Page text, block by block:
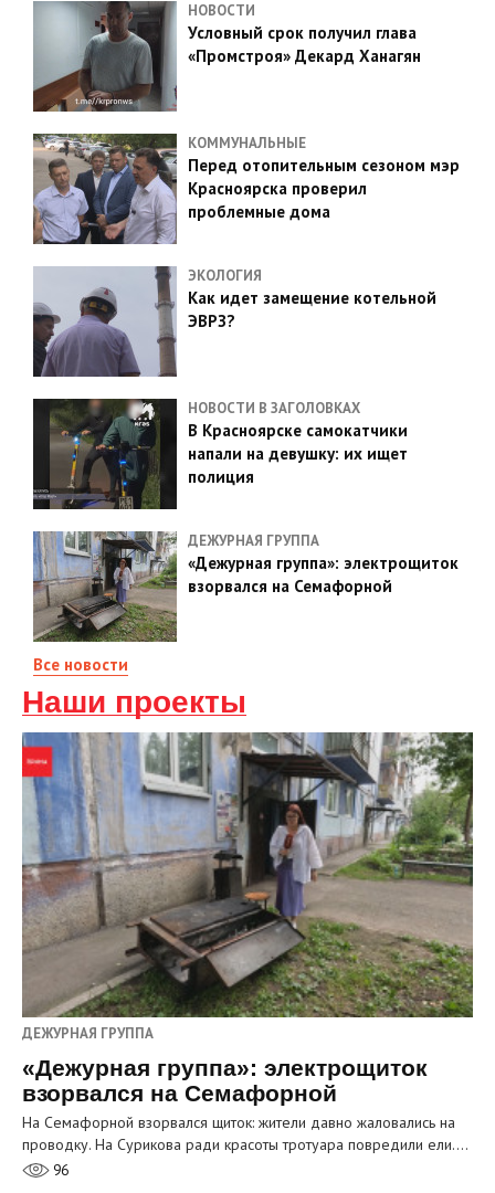
НОВОСТИ
Условный срок получил глава
«Промстроя» Декард Ханагян
КОММУНАЛЬНЫЕ
Перед отопительным сезоном мэр
Красноярска проверил
проблемные дома
ЭКОЛОГИЯ
Как идет замещение котельной
ЭВРЗ?
НОВОСТИ В ЗАГОЛОВКАХ
В Красноярске самокатчики
напали на девушку: их ищет
полиция
ДЕЖУРНАЯ ГРУППА
«Дежурная группа»: электрощиток
взорвался на Семафорной
Все новости
Наши проекты
ДЕЖУРНАЯ ГРУППА
«Дежурная группа»: электрощиток
взорвался на Семафорной
На Семафорной взорвался щиток: жители давно жаловались на
проводку. На Сурикова ради красоты тротуара повредили ели.…
96